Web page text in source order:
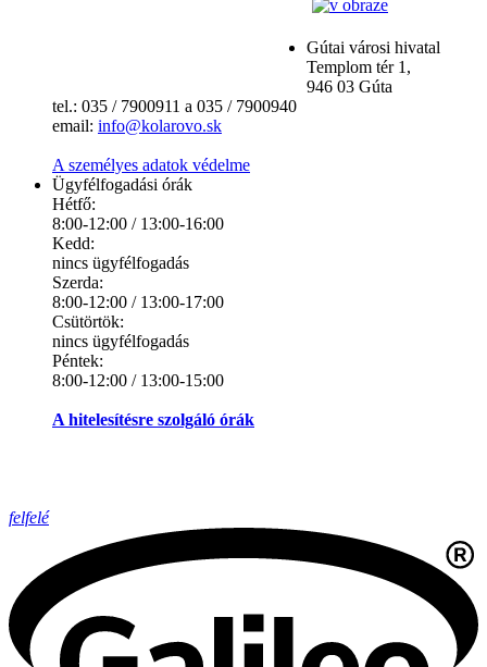
Gútai városi hivatal
Templom tér 1,
946 03 Gúta
tel.: 035 / 7900911 a 035 / 7900940
email: info@kolarovo.sk
A személyes adatok védelme
Ügyfélfogadási órák
Hétfő:
8:00-12:00 / 13:00-16:00
Kedd:
nincs ügyfélfogadás
Szerda:
8:00-12:00 / 13:00-17:00
Csütörtök:
nincs ügyfélfogadás
Péntek:
8:00-12:00 / 13:00-15:00
A hitelesítésre szolgáló órák
felfelé